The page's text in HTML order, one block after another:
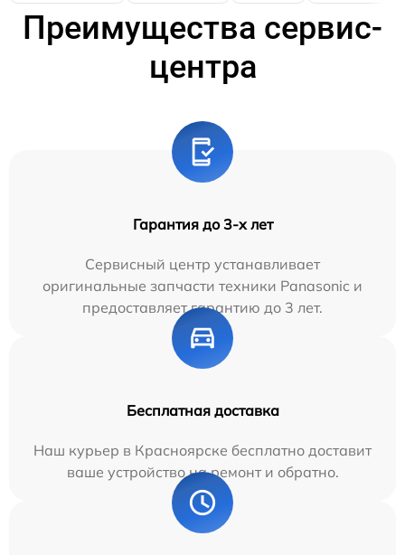
Преимущества сервис-
центра
Гарантия до 3-х лет
Сервисный центр устанавливает
оригинальные запчасти техники Panasonic и
предоставляет гарантию до 3 лет.
Бесплатная доставка
Наш курьер в Красноярске бесплатно доставит
ваше устройство на ремонт и обратно.